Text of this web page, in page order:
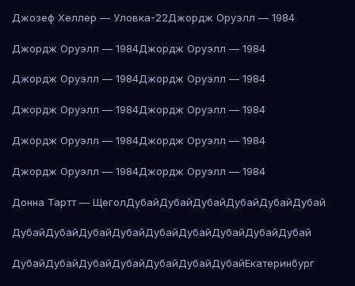
Джозеф Хеллер — Уловка-22Джордж Оруэлл — 1984
Джордж Оруэлл — 1984Джордж Оруэлл — 1984
Джордж Оруэлл — 1984Джордж Оруэлл — 1984
Джордж Оруэлл — 1984Джордж Оруэлл — 1984
Джордж Оруэлл — 1984Джордж Оруэлл — 1984
Джордж Оруэлл — 1984Джордж Оруэлл — 1984
Донна Тартт — ЩеголДубайДубайДубайДубайДубайДубай
ДубайДубайДубайДубайДубайДубайДубайДубайДубай
ДубайДубайДубайДубайДубайДубайДубайЕкатеринбург